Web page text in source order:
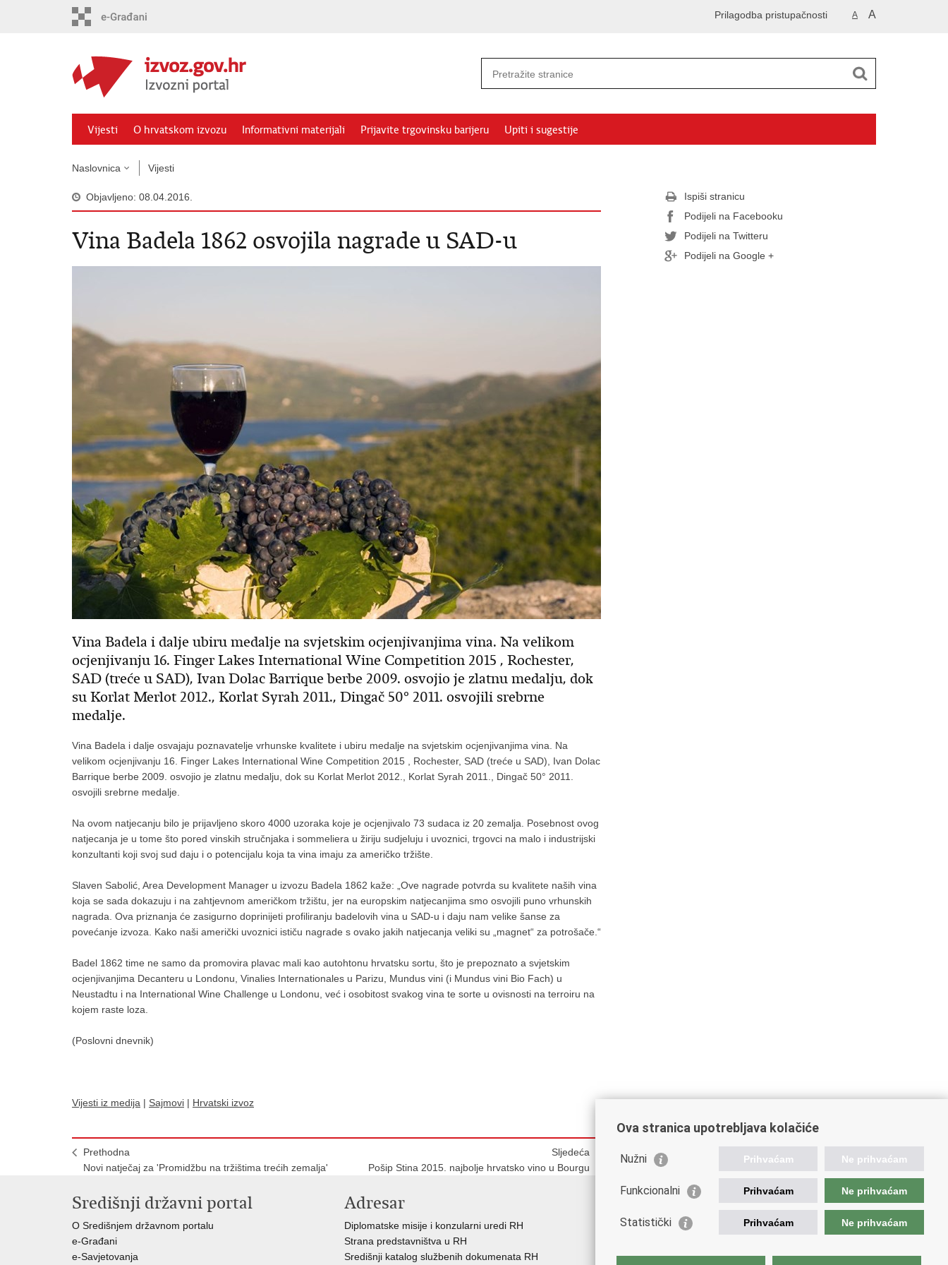
A A
Prilagodba pristupačnosti
Vijesti O hrvatskom izvozu Informativni materijali Prijavite trgovinsku barijeru Upiti i sugestije
Naslovnica Vijesti
Objavljeno: 08.04.2016.
Vina Badela 1862 osvojila nagrade u SAD-u
Vina Badela i dalje ubiru medalje na svjetskim ocjenjivanjima vina. Na velikom
ocjenjivanju 16. Finger Lakes International Wine Competition 2015 , Rochester,
SAD (treće u SAD), Ivan Dolac Barrique berbe 2009. osvojio je zlatnu medalju, dok
su Korlat Merlot 2012., Korlat Syrah 2011., Dingač 50° 2011. osvojili srebrne
medalje.
Vina Badela i dalje osvajaju poznavatelje vrhunske kvalitete i ubiru medalje na svjetskim ocjenjivanjima vina. Na
velikom ocjenjivanju 16. Finger Lakes International Wine Competition 2015 , Rochester, SAD (treće u SAD), Ivan Dolac
Barrique berbe 2009. osvojio je zlatnu medalju, dok su Korlat Merlot 2012., Korlat Syrah 2011., Dingač 50° 2011.
osvojili srebrne medalje.
Na ovom natjecanju bilo je prijavljeno skoro 4000 uzoraka koje je ocjenjivalo 73 sudaca iz 20 zemalja. Posebnost ovog
natjecanja je u tome što pored vinskih stručnjaka i sommeliera u žiriju sudjeluju i uvoznici, trgovci na malo i industrijski
konzultanti koji svoj sud daju i o potencijalu koja ta vina imaju za američko tržište.
Slaven Sabolić, Area Development Manager u izvozu Badela 1862 kaže: „Ove nagrade potvrda su kvalitete naših vina
koja se sada dokazuju i na zahtjevnom američkom tržištu, jer na europskim natjecanjima smo osvojili puno vrhunskih
nagrada. Ova priznanja će zasigurno doprinijeti profiliranju badelovih vina u SAD-u i daju nam velike šanse za
povećanje izvoza. Kako naši američki uvoznici ističu nagrade s ovako jakih natjecanja veliki su „magnet“ za potrošače.“
Badel 1862 time ne samo da promovira plavac mali kao autohtonu hrvatsku sortu, što je prepoznato a svjetskim
ocjenjivanjima Decanteru u Londonu, Vinalies Internationales u Parizu, Mundus vini (i Mundus vini Bio Fach) u
Neustadtu i na International Wine Challenge u Londonu, već i osobitost svakog vina te sorte u ovisnosti na terroiru na
kojem raste loza.
(Poslovni dnevnik)
Vijesti iz medija | Sajmovi | Hrvatski izvoz
Prethodna
Novi natječaj za 'Promidžbu na tržištima trećih zemalja'
Sljedeća
Pošip Stina 2015. najbolje hrvatsko vino u Bourgu
Ispiši stranicu
Podijeli na Facebooku
Podijeli na Twitteru
Podijeli na Google +
Središnji državni portal
O Središnjem državnom portalu
e-Građani
e-Savjetovanja
Adresar
Diplomatske misije i konzularni uredi RH
Strana predstavništva u RH
Središnji katalog službenih dokumenata RH
Korisne poveznice
Gospodarska diplomacija
Hrvatski izvoznici
Ova stranica upotrebljava kolačiće
Nužni Prihvaćam Ne prihvaćam
Funkcionalni Prihvaćam Ne prihvaćam
Statistički Prihvaćam Ne prihvaćam